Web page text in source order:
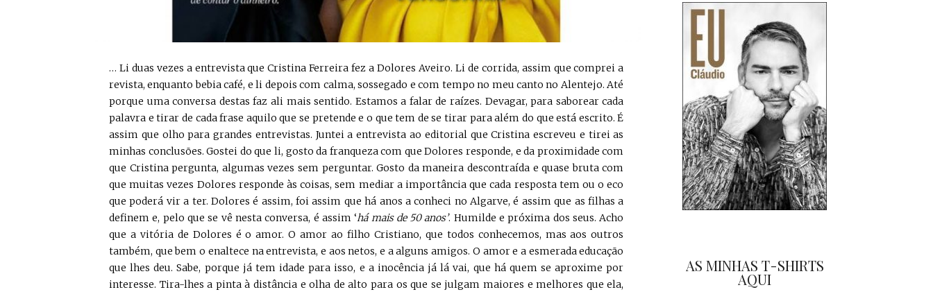
… Li duas vezes a entrevista que Cristina Ferreira fez a Dolores Aveiro. Li de corrida, assim que comprei a
revista, enquanto bebia café, e li depois com calma, sossegado e com tempo no meu canto no Alentejo. Até
porque uma conversa destas faz ali mais sentido. Estamos a falar de raízes. Devagar, para saborear cada
palavra e tirar de cada frase aquilo que se pretende e o que tem de se tirar para além do que está escrito. É
assim que olho para grandes entrevistas. Juntei a entrevista ao editorial que Cristina escreveu e tirei as
minhas conclusões. Gostei do que li, gosto da franqueza com que Dolores responde, e da proximidade com
que Cristina pergunta, algumas vezes sem perguntar. Gosto da maneira descontraída e quase bruta com
que muitas vezes Dolores responde às coisas, sem mediar a importância que cada resposta tem ou o eco
que poderá vir a ter. Dolores é assim, foi assim que há anos a conheci no Algarve, é assim que as filhas a
definem e, pelo que se vê nesta conversa, é assim ‘há mais de 50 anos’. Humilde e próxima dos seus. Acho
que a vitória de Dolores é o amor. O amor ao filho Cristiano, que todos conhecemos, mas aos outros
também, que bem o enaltece na entrevista, e aos netos, e a alguns amigos. O amor e a esmerada educação
que lhes deu. Sabe, porque já tem idade para isso, e a inocência já lá vai, que há quem se aproxime por
interesse. Tira-lhes a pinta à distância e olha de alto para os que se julgam maiores e melhores que ela,
AS MINHAS T-SHIRTS
AQUI